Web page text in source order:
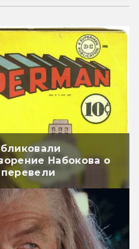
Набокова о